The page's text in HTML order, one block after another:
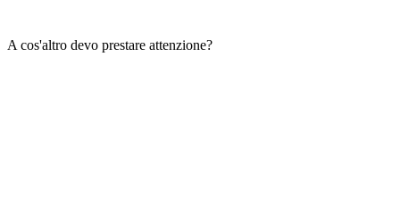
A cos'altro devo prestare attenzione?